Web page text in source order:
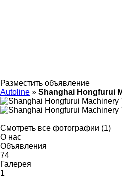
Разместить объявление
Autoline » Shanghai Hongfurui
Смотреть все фотографии (1)
О нас
Объявления
74
Галерея
1